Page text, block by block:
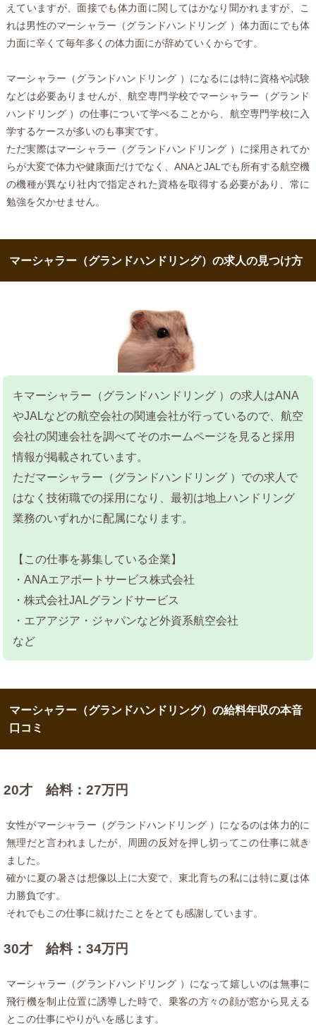
えていますが、面接でも体力面に関してはかなり聞かれますが、こ
れは男性のマーシャラー（グランドハンドリング ）体力面にでも体
力面に辛くて毎年多くの体力面にが辞めていくからです。
マーシャラー（グランドハンドリング ）になるには特に資格や試験
などは必要ありませんが、航空専門学校でマーシャラー（グランド
ハンドリング ）の仕事について学べることから、航空専門学校に入
学するケースが多いのも事実です。
ただ実際はマーシャラー（グランドハンドリング ）に採用されてか
らが大変で体力や健康面だけでなく、ANAとJALでも所有する航空機
の機種が異なり社内で指定された資格を取得する必要があり、常に
勉強を欠かせません。
マーシャラー（グランドハンドリング）の求人の見つけ方
キマーシャラー（グランドハンドリング ）の求人はANA
やJALなどの航空会社の関連会社が行っているので、航空
会社の関連会社を調べてそのホームページを見ると採用
情報が掲載されています。
ただマーシャラー（グランドハンドリング ）での求人で
はなく技術職での採用になり、最初は地上ハンドリング
業務のいずれかに配属になります。
【この仕事を募集している企業】
・ANAエアポートサービス株式会社
・株式会社JALグランドサービス
・エアアジア・ジャパンなど外資系航空会社
など
マーシャラー（グランドハンドリング）の給料年収の本音
口コミ
20才 給料：27万円
女性がマーシャラー（グランドハンドリング ）になるのは体力的に
無理だと言われましたが、周囲の反対を押し切ってこの仕事に就き
ました。
確かに夏の暑さは想像以上に大変で、東北育ちの私には特に夏は体
力勝負です。
それでもこの仕事に就けたことをとても感謝しています。
30才 給料：34万円
マーシャラー（グランドハンドリング ）になって嬉しいのは無事に
飛行機を制止位置に誘導した時で、乗客の方々の顔が窓から見える
とこの仕事にやりがいを感じます。